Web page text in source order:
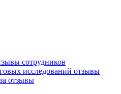
сотрудников
исследований отзывы
отзывы